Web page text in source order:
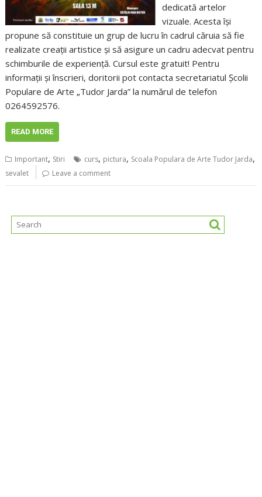
dedicată artelor
vizuale. Acesta își
propune să constituie un grup de lucru în cadrul căruia să fie
realizate creații artistice și să asigure un cadru adecvat pentru
schimburile de experiență. Cursul este gratuit! Pentru
informații și înscrieri, doritorii pot contacta secretariatul Școlii
Populare de Arte „Tudor Jarda” la numărul de telefon
0264592576.
READ MORE
Important, Stiri curs, pictura, Scoala Populara de Arte Tudor Jarda,
sevalet Leave a comment